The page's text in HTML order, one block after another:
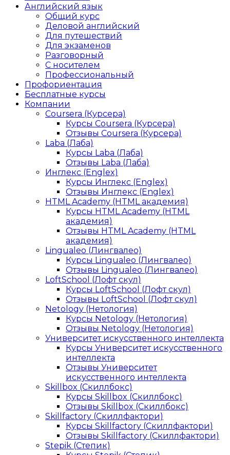
Английский язык
Общий курс
Деловой английский
Для путешествий
Для экзаменов
Разговорный
С носителем
Профессиональный
Профориентация
Бесплатные курсы
Компании
Coursera (Курсера)
Курсы Coursera (Курсера)
Отзывы Coursera (Курсера)
Laba (Лаба)
Курсы Laba (Лаба)
Отзывы Laba (Лаба)
Инглекс (Englex)
Курсы Инглекс (Englex)
Отзывы Инглекс (Englex)
HTML Academy (HTML академия)
Курсы HTML Academy (HTML
академия)
Отзывы HTML Academy (HTML
академия)
Lingualeo (Лингвалео)
Курсы Lingualeo (Лингвалео)
Отзывы Lingualeo (Лингвалео)
LoftSchool (Лофт скул)
Курсы LoftSchool (Лофт скул)
Отзывы LoftSchool (Лофт скул)
Netology (Нетология)
Курсы Netology (Нетология)
Отзывы Netology (Нетология)
Университет искусственного интеллекта
Курсы Университет искусственного
интеллекта
Отзывы Университет
искусственного интеллекта
Skillbox (Скиллбокс)
Курсы Skillbox (Скиллбокс)
Отзывы Skillbox (Скиллбокс)
Skillfactory (Скиллфактори)
Курсы Skillfactory (Скиллфактори)
Отзывы Skillfactory (Скиллфактори)
Stepik (Степик)